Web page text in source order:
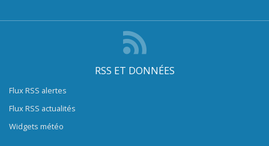
RSS ET DONNÉES
Flux RSS alertes
Flux RSS actualités
Widgets météo